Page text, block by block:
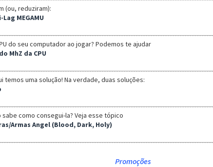
(ou, reduziram):
MEGAMU
do seu computador ao jogar? Podemos te ajudar
MhZ da CPU
temos uma solução! Na verdade, duas soluções:
sabe como consegui-la? Veja esse tópico
Armas Angel (Blood, Dark, Holy)
Promoções